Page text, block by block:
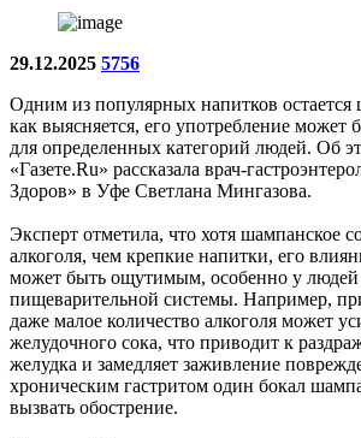
29.12.2025 5756
Одним из популярных напитков остается
как выясняется, его употребление может
для определенных категорий людей. Об
«Газете.Ru» рассказала врач-
Здоров» в Уфе Светлана Мингазова.
Эксперт отметила, что хотя шампанское
алкоголя, чем крепкие напитки, его
может быть ощутимым, особенно у людей
пищеварительной системы. Например,
даже малое количество алкоголя может
желудочного сока, что приводит к
желудка и замедляет заживление
хроническим гастритом один бокал
вызвать обострение.